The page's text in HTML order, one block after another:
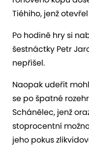
Tiéhiho, jenž
Po hodině hry si
šestnáctky Petr
nepřišel.
Naopak udeřit
se po špatné
Schánělec, jenž
stoprocentní
jeho pokus